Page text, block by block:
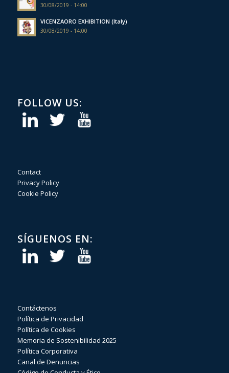
30/08/2019 - 14:00
VICENZAORO EXHIBITION (Italy)
30/08/2019 - 14:00
FOLLOW US:
Contact
Privacy Policy
Cookie Policy
SÍGUENOS EN:
Contáctenos
Política de Privacidad
Política de Cookies
Memoria de Sostenibilidad 2025
Política Corporativa
Canal de Denuncias